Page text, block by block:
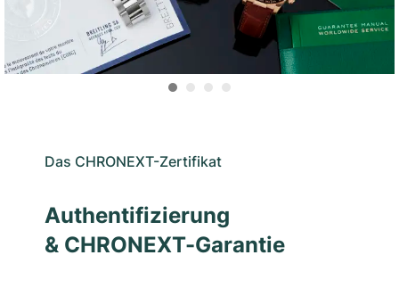
Das CHRONEXT-Zertifikat
Authentifizierung
& CHRONEXT-Garantie